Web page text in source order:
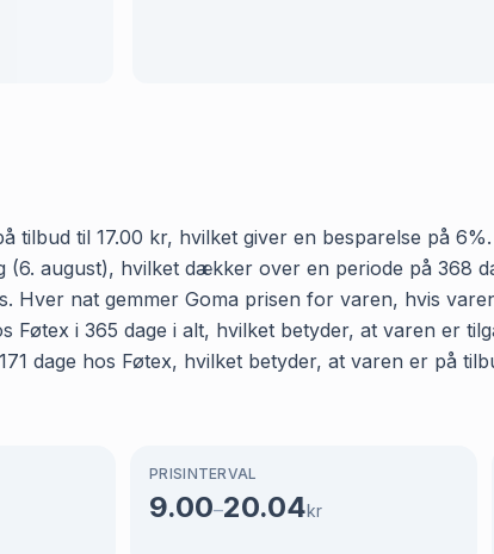
tilbud til 17.00 kr, hvilket giver en besparelse på
august), hvilket dækker over en periode på 368
Hver nat gemmer Goma prisen for varen, hvis
Føtex i 365 dage i alt, hvilket betyder, at varen er
dage hos Føtex, hvilket betyder, at varen er på
PRISINTERVAL
9.00–20.04kr